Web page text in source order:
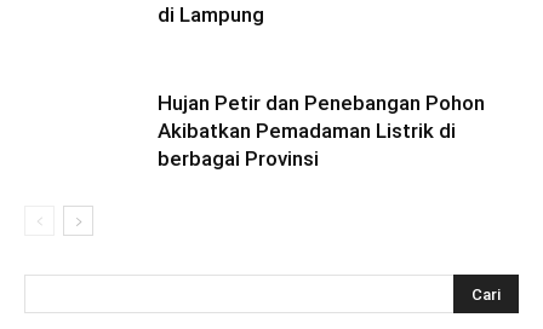
di Lampung
Hujan Petir dan Penebangan Pohon
Akibatkan Pemadaman Listrik di
berbagai Provinsi